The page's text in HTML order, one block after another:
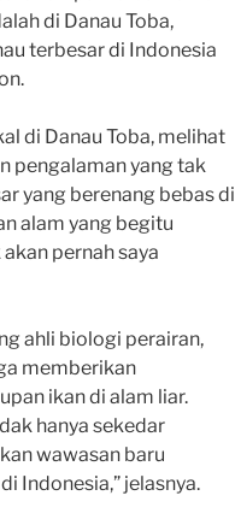
di Danau Toba,
terbesar di Indonesia
di Danau Toba, melihat
pengalaman yang tak
yang berenang bebas di
alam yang begitu
pernah saya
ahli biologi perairan,
memberikan
ikan di alam liar.
hanya sekedar
wawasan baru
Indonesia,” jelasnya.